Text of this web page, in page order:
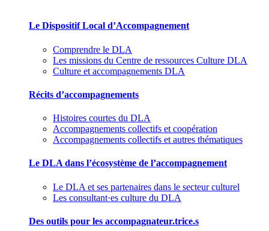
Le Dispositif Local d’Accompagnement
Comprendre le DLA
Les missions du Centre de ressources Culture DLA
Culture et accompagnements DLA
Récits d’accompagnements
Histoires courtes du DLA
Accompagnements collectifs et coopération
Accompagnements collectifs et autres thématiques
Le DLA dans l’écosystème de l’accompagnement
Le DLA et ses partenaires dans le secteur culturel
Les consultant·es culture du DLA
Des outils pour les accompagnateur.trice.s